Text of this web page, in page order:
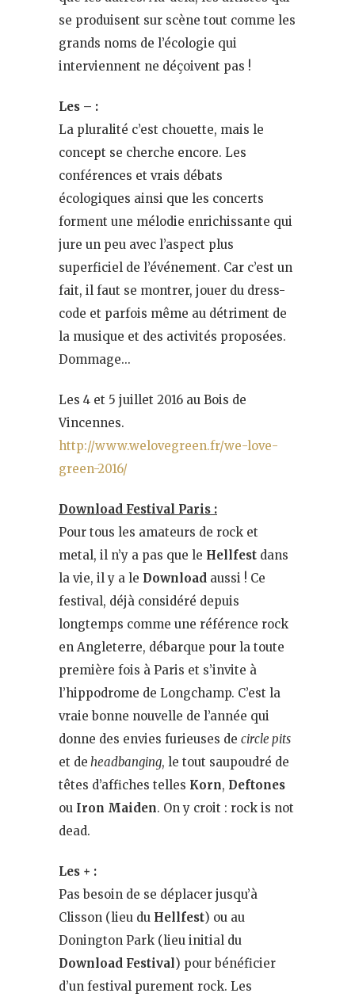
se produisent sur scène tout comme les
grands noms de l’écologie qui
interviennent ne déçoivent pas !
Les – :
La pluralité c’est chouette, mais le
concept se cherche encore. Les
conférences et vrais débats
écologiques ainsi que les concerts
forment une mélodie enrichissante qui
jure un peu avec l’aspect plus
superficiel de l’événement. Car c’est un
fait, il faut se montrer, jouer du dress-
code et parfois même au détriment de
la musique et des activités proposées.
Dommage…
Les 4 et 5 juillet 2016 au Bois de
Vincennes.
http://www.welovegreen.fr/we-love-
green-2016/
Download Festival Paris :
Pour tous les amateurs de rock et
metal, il n’y a pas que le Hellfest dans
la vie, il y a le Download aussi ! Ce
festival, déjà considéré depuis
longtemps comme une référence rock
en Angleterre, débarque pour la toute
première fois à Paris et s’invite à
l’hippodrome de Longchamp. C’est la
vraie bonne nouvelle de l’année qui
donne des envies furieuses de circle pits
et de headbanging, le tout saupoudré de
têtes d’affiches telles Korn, Deftones
ou Iron Maiden. On y croit : rock is not
dead.
Les + :
Pas besoin de se déplacer jusqu’à
Clisson (lieu du Hellfest) ou au
Donington Park (lieu initial du
Download Festival ) pour bénéficier
d’un festival purement rock. Les